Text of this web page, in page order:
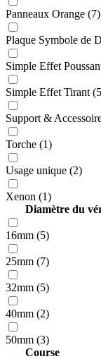
Panneaux Orange (7)
Plaque Symbole de
Simple Effet
Simple Effet Tirant
Support &
Torche (1)
Usage unique (2)
Xenon (1)
Diamètre du
16mm (5)
25mm (7)
32mm (5)
40mm (2)
50mm (3)
Course